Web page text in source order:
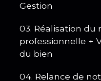
Gestion
03. Réalisation
professionnelle +
du bien
04. Relance de